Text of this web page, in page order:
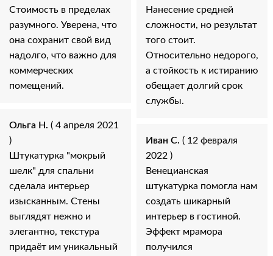
Стоимость в пределах
разумного. Уверена, что
она сохранит свой вид
надолго, что важно для
коммерческих
помещений.
Ольга Н. ( 4 апреля 2021
)
Штукатурка "мокрый
шелк" для спальни
сделала интерьер
изысканным. Стены
выглядят нежно и
элегантно, текстура
придаёт им уникальный
Нанесение средней
сложности, но результат
того стоит.
Относительно недорого,
а стойкость к истиранию
обещает долгий срок
службы.
Иван С. ( 12 февраля
2022 )
Венецианская
штукатурка помогла нам
создать шикарный
интерьер в гостиной.
Эффект мрамора
получился